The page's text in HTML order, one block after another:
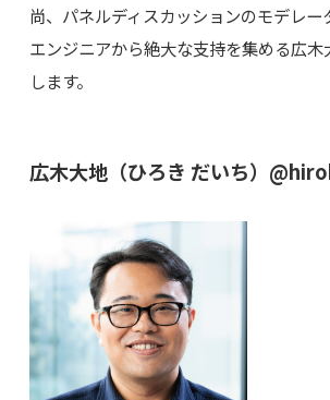
尚、パネルディスカッションのモデレー
エンジニアから絶大な支持を集める広木
します。
広木大地（ひろき だいち）